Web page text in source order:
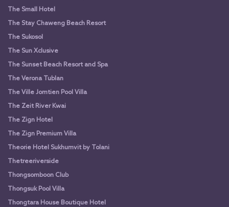
The Small Hotel
The Stay Chaweng Beach Resort
The Sukosol
The Sun Xclusive
The Sunset Beach Resort and Spa
The Verona Tublan
The Ville Jomtien Pool Villa
The Zeit River Kwai
The Zign Hotel
The Zign Premium Villa
Theorie Hotel Sukhumvit by Tolani
Thetreeriverside
Thongsomboon Club
Thongsuk Pool Villa
Thongtara House Boutique Hotel